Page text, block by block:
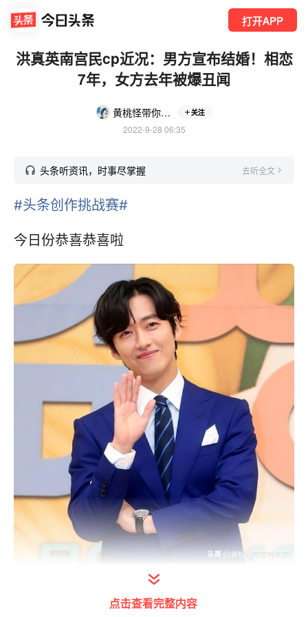
打开APP
洪真英南宫民cp近况：男方宣布结婚！相恋
7年，女方去年被爆丑闻
黄桃怪带你看综艺 关注
2022-9-28 06:35
头条听资讯，时事尽掌握 去听全文
#头条创作挑战赛#
今日份恭喜恭喜啦
打开今日头条查看图片详情
哪位朋友对南宫民感情状态的了解，还停留在
点击查看完整内容